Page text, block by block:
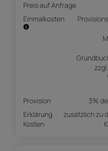
Preis auf Anfrage
Einmalkosten
Provision
3%
Erklärung
Kosten
zusätzlich zu